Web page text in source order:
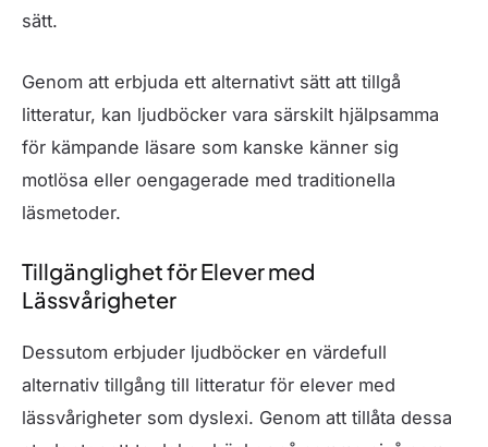
sätt.
Genom att erbjuda ett alternativt sätt att tillgå
litteratur, kan ljudböcker vara särskilt hjälpsamma
för kämpande läsare som kanske känner sig
motlösa eller oengagerade med traditionella
läsmetoder.
Tillgänglighet för Elever med
Lässvårigheter
Dessutom erbjuder ljudböcker en värdefull
alternativ tillgång till litteratur för elever med
lässvårigheter som dyslexi. Genom att tillåta dessa